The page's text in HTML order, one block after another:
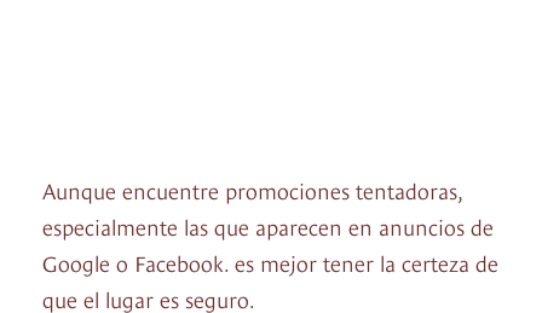
Aunque encuentre promociones tentadoras,
especialmente las que aparecen en anuncios de
Google o Facebook. es mejor tener la certeza de
que el lugar es seguro.